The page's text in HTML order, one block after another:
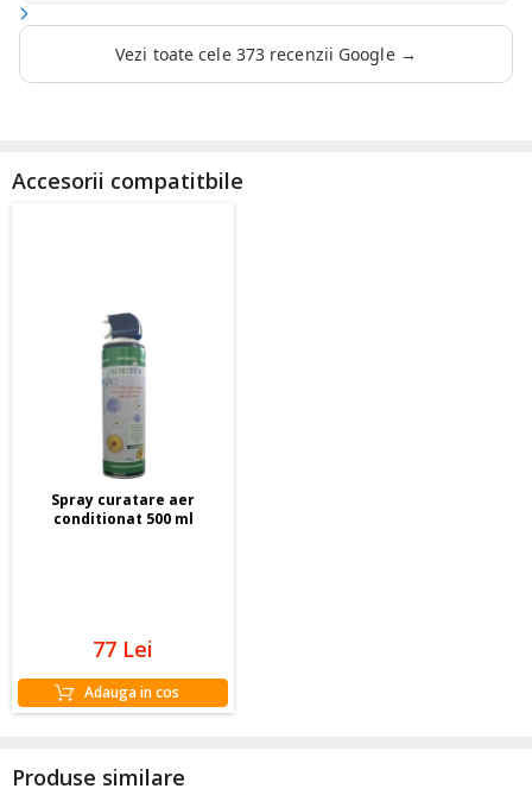
Vezi toate cele 373 recenzii Google →
Accesorii compatitbile
Spray curatare aer
conditionat 500 ml
77 Lei
Adauga in cos
Produse similare